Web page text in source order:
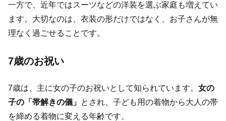
一方で、近年ではスーツなどの洋装を選ぶ家庭も増えてい
ます。大切なのは、衣装の形だけではなく、お子さんが無
理なく過ごせることです。
7歳のお祝い
7歳は、主に女の子のお祝いとして知られています。 女の
子の「帯解きの儀」 とされ、子ども用の着物から大人の帯
を締める着物に変える年齢です。